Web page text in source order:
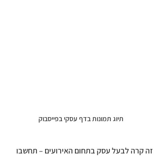
תיוג תמונות בדף עסקי בפייסבוק
זה קרה לבעל עסק בתחום האירועים – תחשבו